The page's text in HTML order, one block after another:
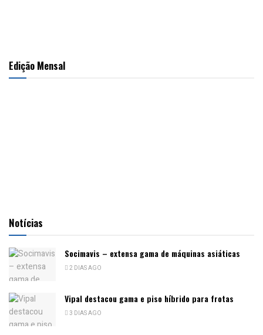
Edição Mensal
Notícias
Socimavis – extensa gama de máquinas asiáticas
2 DIAS AGO
Vipal destacou gama e piso híbrido para frotas
3 DIAS AGO